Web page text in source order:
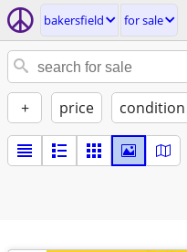
bakersfield for sale
+ price condition